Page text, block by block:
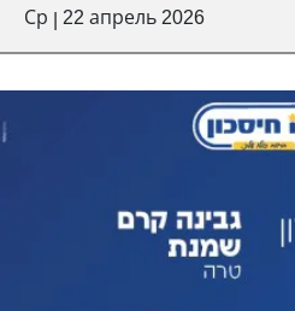
Ср 22 апрель 2026